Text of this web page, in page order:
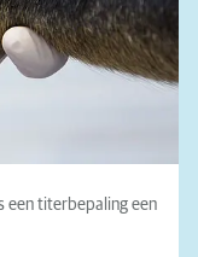
een titerbepaling een